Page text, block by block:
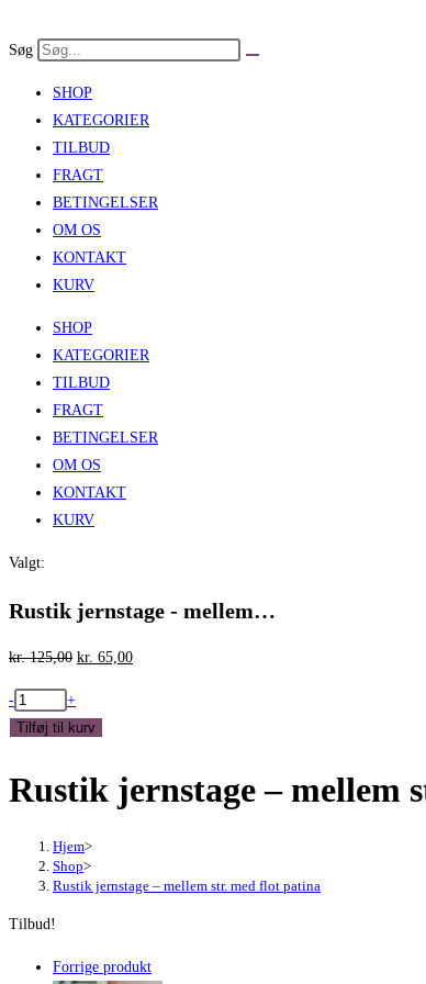
to
Søg
SHOP
KATEGORIER
TILBUD
FRAGT
BETINGELSER
OM OS
KONTAKT
KURV
SHOP
KATEGORIER
TILBUD
FRAGT
BETINGELSER
OM OS
KONTAKT
KURV
Valgt:
Rustik jernstage - mellem…
kr.125,00 Den
var:
kr. 65,00Den
Rustik
jernstage
mellem
patina
antal
-
+
Tilføj til kurv
Rustik jernstage – mellem
Hjem>
Shop>
Rustik jernstage – mellem str. med flot patina
Tilbud!
Forrige produkt